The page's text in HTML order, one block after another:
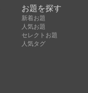
お題を探す
新着お題
人気お題
セレクトお題
人気タグ